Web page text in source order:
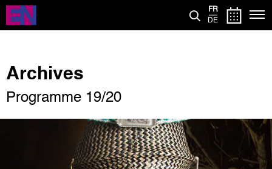
Aller
contenu
FR
DE
Archives
Programme 19/20